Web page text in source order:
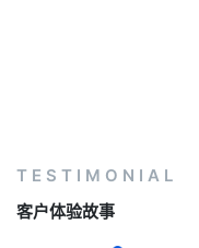
TESTIMONIAL
客户体验故事